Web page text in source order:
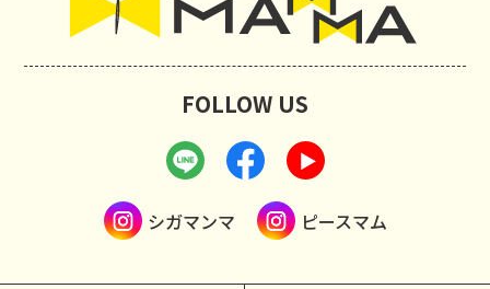
FOLLOW US
シガマンマ ピースマム